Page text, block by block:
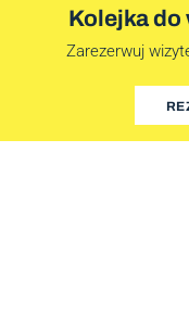
Kolejka do
Zarezerwuj